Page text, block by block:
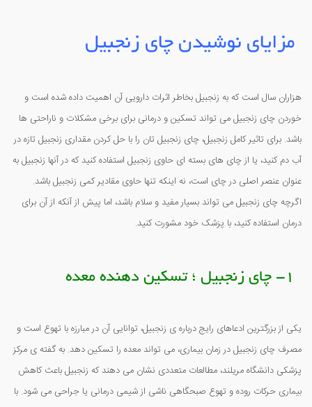
مزایای نوشیدن چای زنجبیل
هزاران سال است که به زنجبیل بخاطر اثرات دارویی آن اهمیت داده شده است و
خوردن چای زنجبیل می تواند تسکین و درمانی برای برخی مشکلات و ناراحتی ها
باشد. برای تاثیر کامل زنجبیل، چای زنجبیل تان را با حل کردن مقداری زنجبیل تازه در
آب دم کنید، یا از چای های بسته ای حاوی زنجبیل استفاده کنید که در آنها زنجبیل به
عنوان عنصر اصلی در چای است، نه اینکه تنها حاوی مقادیر کمی زنجبیل باشد.
اگرچه چای زنجبیل می تواند بسیار مفید و سلام باشد، اما پیش از آنکه از آن برای
درمان استفاده کنید، با پزشک خود مشورت کنید.
1- چای زنجبیل ؛ تسکین دهنده معده
یکی از بزرگترین ادعاهای رایج درباره ی زنجبیل، توانایی آن در مبارزه با تهوع است و
مصرف چای زنجبیل در زمان بیماری، می تواند معده را تسکین دهد. به گفته ی مرکز
پزشکی دانشگاه مریلند، مطالعات متعددی نشان می دهند که زنجبیل باعث کاهش
بیماری حرکات روده و تهوع صبحگاهی ناشی از شیمی درمانی یا جراحی می شود. با